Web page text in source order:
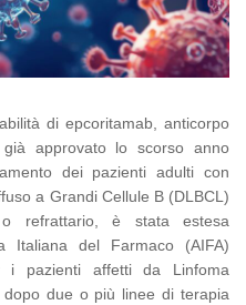
di epcoritamab, anticorpo
già approvato lo scorso anno
dei pazienti adulti con
a Grandi Cellule B (DLBCL)
o refrattario, è stata estesa
Italiana del Farmaco (AIFA)
i pazienti affetti da Linfoma
dopo due o più linee di terapia